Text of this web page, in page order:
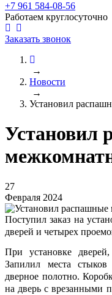
+7 961 584-08-56
Работаем круглосуточно
Заказать звонок
→
Новости
→
Установил
Установил
27
Февраля 2024
Поступил заказ на
дверей и четырех
При установке
Запилил места
дверное полотно.
на дверь с врезанными